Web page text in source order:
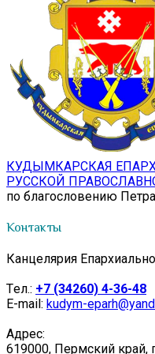
КУДЫМКАРСКАЯ
РУССКОЙ
по благословению
Контакты
Канцелярия
Tел.: +7 (34260) 4-36-48
E-mail: kudym-
Адрес:
619000, Пермский край,